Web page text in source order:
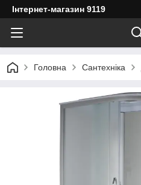
Інтернет-магазин 9119
Головна Сантехніка